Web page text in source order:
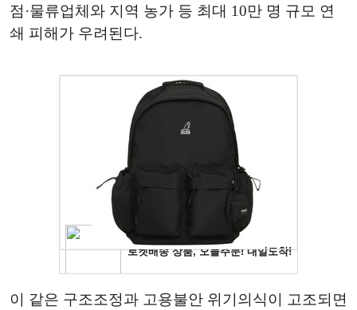
점·물류업체와 지역 농가 등 최대 10만 명 규모 연
쇄 피해가 우려된다.
이 같은 구조조정과 고용불안 위기의식이 고조되면